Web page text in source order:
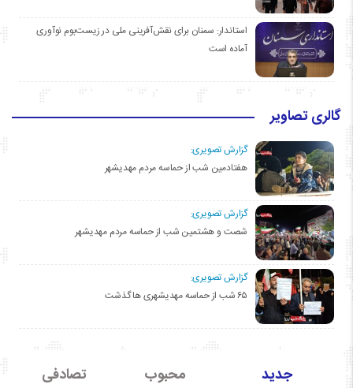
استاندار: سمنان برای نقش‌آفرینی ملی در زیست‌بوم نوآوری
آماده است
گالری تصاویر
گزارش تصویری:
هفتادمین شب از حماسه مردم مهدیشهر
گزارش تصویری:
شصت و هشتمین شب از حماسه مردم مهدیشهر
گزارش تصویری:
۶۵ شب از حماسه مهدیشهری ها گذشت
جدید محبوب تصادفی